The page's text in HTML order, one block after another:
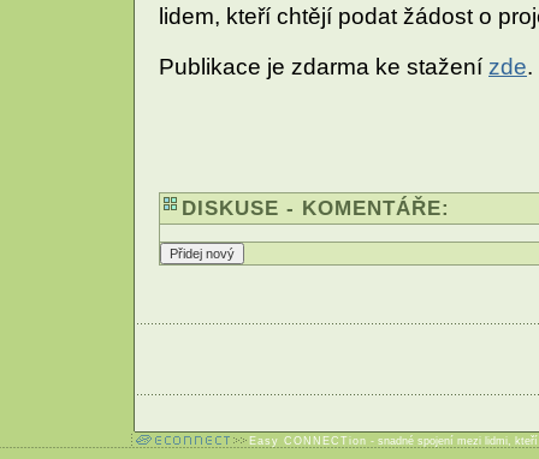
lidem, kteří chtějí podat žádost o
Publikace je zdarma ke stažení zde.
DISKUSE - KOMENTÁŘE:
Easy CONNECTion - snadné spojení mezi lidmi,